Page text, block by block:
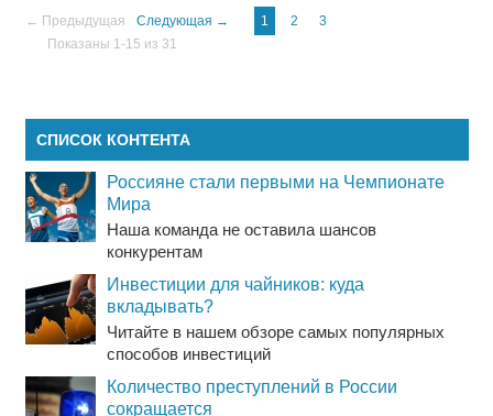
← Предыдущая Следующая → 1 2
3
Показаны 1-15 из 31
СПИСОК КОНТЕНТА
Россияне стали первыми на Чемпионате
Мира
Наша команда не оставила шансов
конкурентам
Инвестиции для чайников: куда
вкладывать?
Читайте в нашем обзоре самых популярных
способов инвестиций
Количество преступлений в России
сокращается